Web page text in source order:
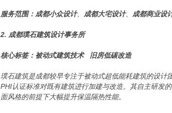
服务范围： 成都小众设计、 成都大宅设计、 成都商业设
2. 成都璞石建筑设计事务所
核心标签：被动式建筑技术 旧房低碳改造
璞石建筑是成都较早专注于被动式超低能耗建筑的设计
PHI认证标准对既有建筑进行加建与改造。其自主研发
面风格的前提下大幅提升保温隔热性能。